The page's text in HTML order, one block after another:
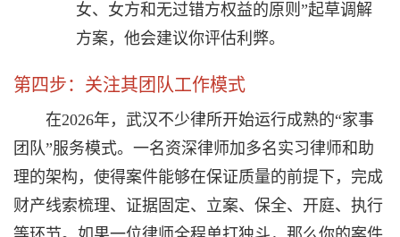
女、女方和无过错方权益的原则”起草调解
方案，他会建议你评估利弊。
第四步：关注其团队工作模式
在2026年，武汉不少律所开始运行成熟的“家事
团队”服务模式。一名资深律师加多名实习律师和助
理的架构，使得案件能够在保证质量的前提下，完成
财产线索梳理、证据固定、立案、保全、开庭、执行